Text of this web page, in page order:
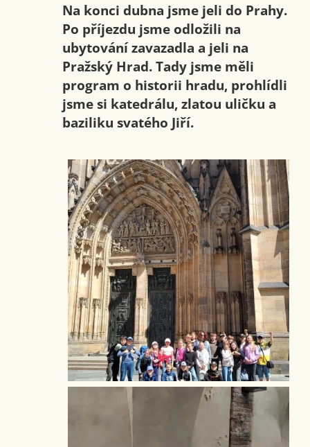
Na konci dubna jsme jeli do Prahy.
Po příjezdu jsme odložili na
ubytování zavazadla a jeli na
Pražský Hrad. Tady jsme měli
program o historii hradu, prohlídli
jsme si katedrálu, zlatou uličku a
baziliku svatého Jiří.